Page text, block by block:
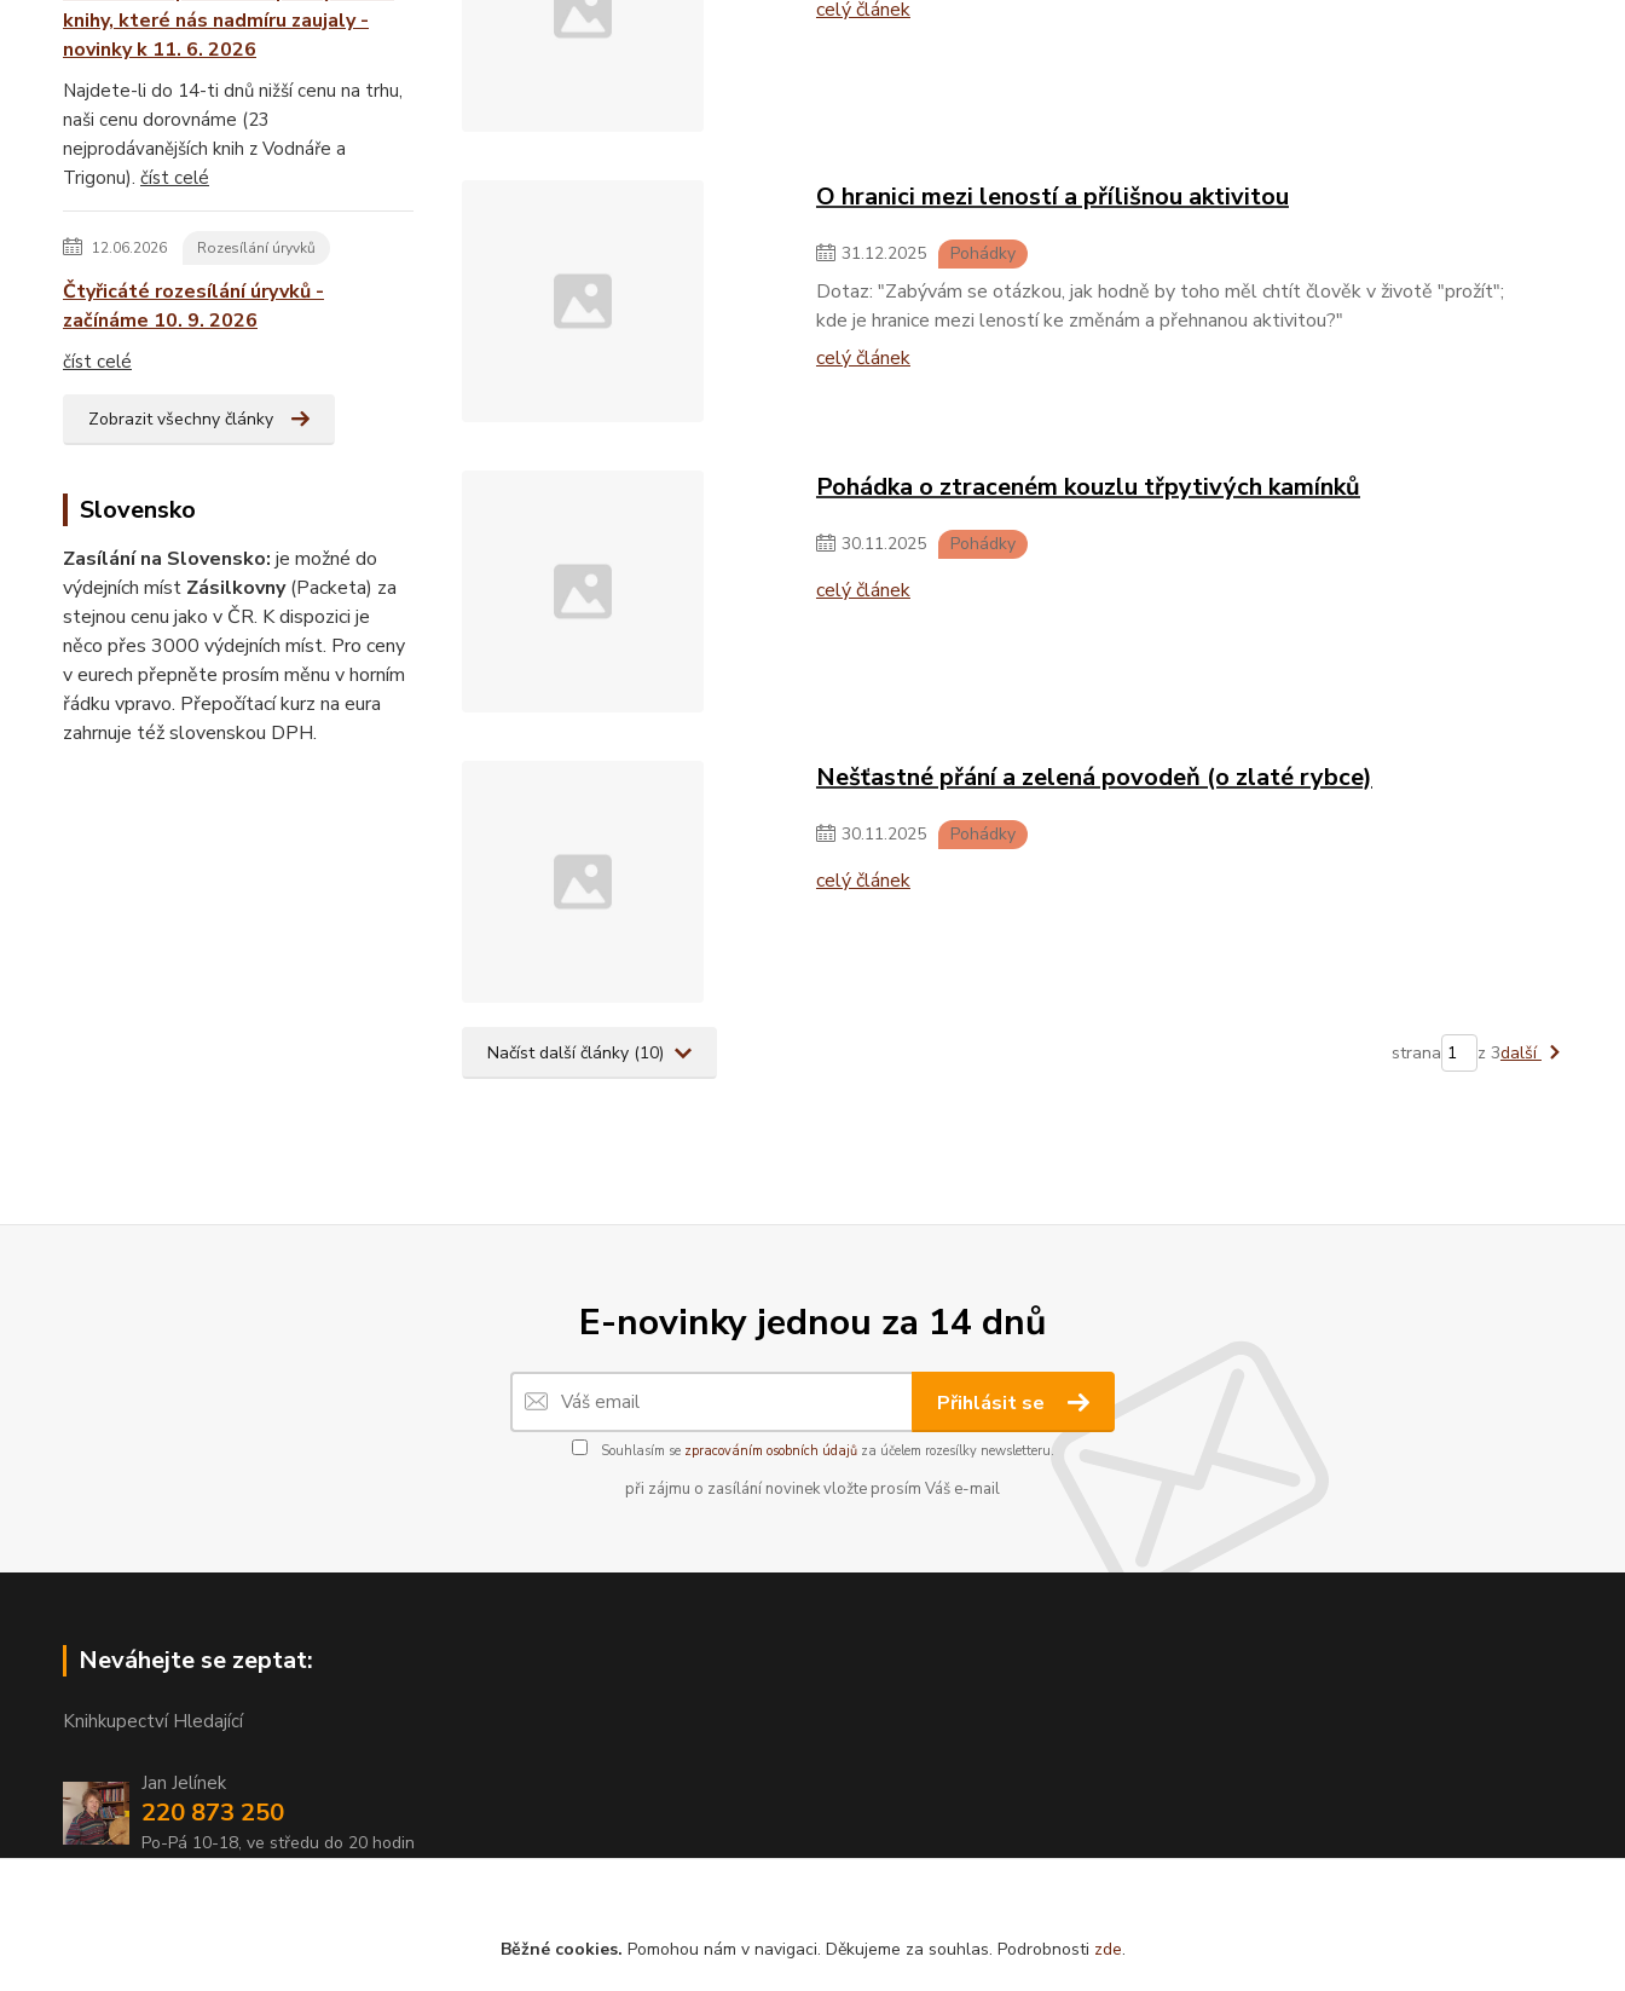
knihy, které nás nadmíru zaujaly -
novinky k 11. 6. 2026
Najdete-li do 14-ti dnů nižší cenu na trhu,
naši cenu dorovnáme (23
nejprodávanějších knih z Vodnáře a
Trigonu). číst celé
12.06.2026 Rozesílání úryvků
Čtyřicáté rozesílání úryvků -
začínáme 10. 9. 2026
číst celé
Zobrazit všechny články
Slovensko
Zasílání na Slovensko: je možné do
výdejních míst Zásilkovny(Packeta) za
stejnou cenu jako v ČR. K dispozici je
něco přes 3000 výdejních míst. Pro ceny
v eurech přepněte prosím měnu v horním
řádku vpravo. Přepočítací kurz na eura
zahrnuje též slovenskou DPH.
celý článek
O hranici mezi leností a přílišnou aktivitou
31.12.2025 Pohádky
Dotaz: "Zabývám se otázkou, jak hodně by toho měl chtít člověk v životě "prožít";
kde je hranice mezi leností ke změnám a přehnanou aktivitou?"
celý článek
Pohádka o ztraceném kouzlu třpytivých kamínků
30.11.2025 Pohádky
celý článek
Nešťastné přání a zelená povodeň (o zlaté rybce)
30.11.2025 Pohádky
celý článek
Načíst další články (10) strana z 3další
E-novinky jednou za 14 dnů
Přihlásit se
Souhlasím se zpracováním osobních údajůza účelem rozesílky newsletteru.
při zájmu o zasílání novinek vložte prosím Váš e-mail
Neváhejte se zeptat:
Knihkupectví Hledající
Jan Jelínek
220 873 250
Po-Pá 10-18, ve středu do 20 hodin
Běžné cookies. Pomohou nám v navigaci. Děkujeme za souhlas. Podrobnosti zde.